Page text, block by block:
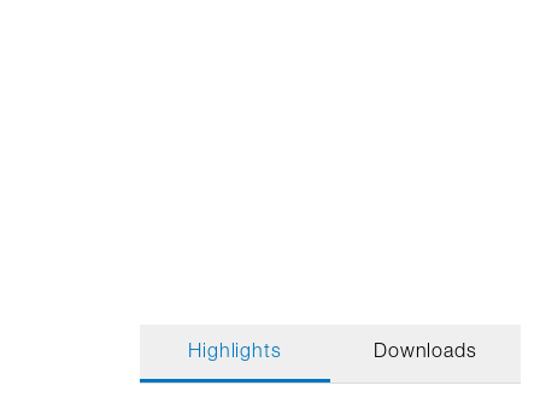
Highlights Downloads